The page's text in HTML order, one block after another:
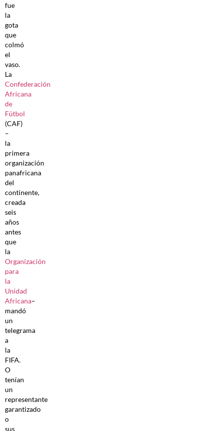
fue
la
gota
que
colmó
el
vaso.
La
Confederación
Africana
de
Fútbol
(CAF)
–
la
primera
organización
panafricana
del
continente,
creada
seis
años
antes
que
la
Organización
para
la
Unidad
Africana–
mandó
un
telegrama
a
la
FIFA.
O
tenían
un
representante
garantizado
o
sus